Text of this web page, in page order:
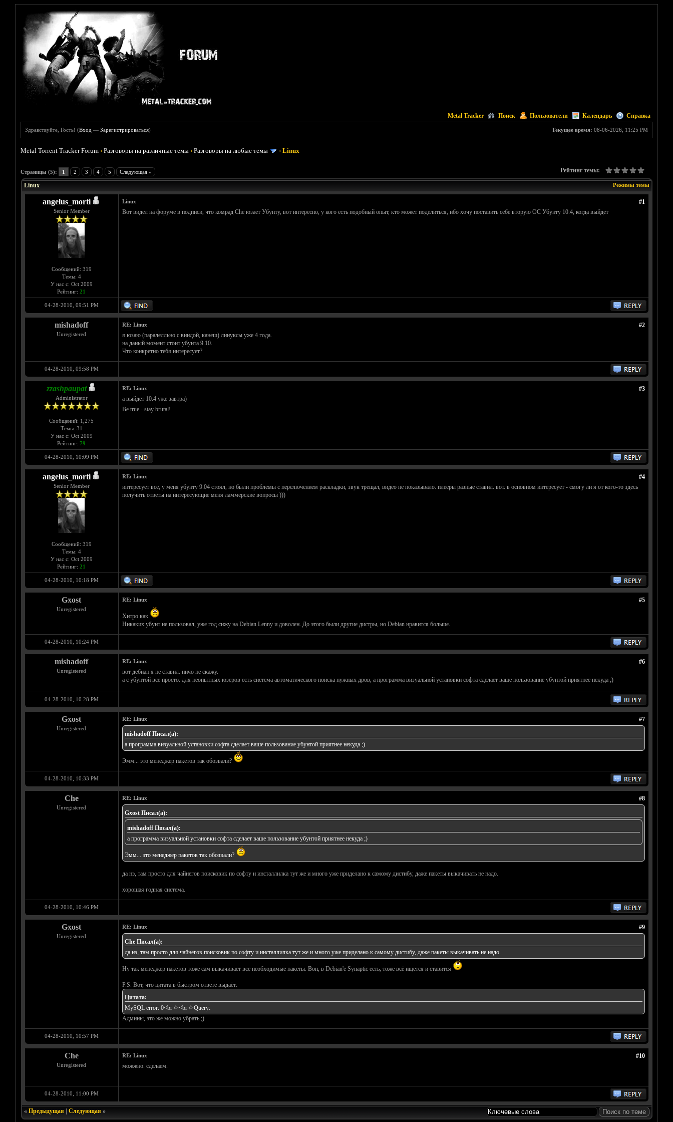
Metal Tracker Поиск Пользователи Календарь Справка
Текущее время: 08-06-2026, 11:25 PM
Здравствуйте, Гость! (Вход —Зарегистрироваться)
Metal Torrent Tracker Forum ›Разговоры на различные темы ›Разговоры на любые темы ›Linux
Страницы (5): 1 2 3 4 5 Следующая » Рейтинг темы:
Голосов: 0 - Средняя оценка: 0
12345
Режимы темы
Linux
angelus_morti
Senior Member
Сообщений: 319
Темы: 4
У нас с: Oct 2009
Рейтинг: 21
#1
Linux
Вот видел на форуме в подписи, что комрад Che юзает Убунту, вот интересно, у кого есть подобный опыт, кто может поделиться, ибо хочу поставить себе вторую ОС Убунту 10.4, когда выйдет
04-28-2010, 09:51 PM
mishadoff
Unregistered
#2
RE: Linux
я юзаю (паралелльно с виндой, канеш) линуксы уже 4 года.
на даный момент стоит убунта 9.10.
Что конкретно тебя интересует?
04-28-2010, 09:58 PM
zzashpaupat
Administrator
Сообщений: 1,275
Темы: 31
У нас с: Oct 2009
Рейтинг: 79
#3
RE: Linux
а выйдет 10.4 уже завтра)
Be true - stay brutal!
04-28-2010, 10:09 PM
angelus_morti
Senior Member
Сообщений: 319
Темы: 4
У нас с: Oct 2009
Рейтинг: 21
#4
RE: Linux
интересует все, у меня убунту 9.04 стоял, но были проблемы с перелючением раскладки, звук трещал, видео не показывало. плееры разные ставил. вот. в основном интересует - смогу ли я от кого-то здесь
получить ответы на интересующие меня ламмерские вопросы )))
04-28-2010, 10:18 PM
Gxost
Unregistered
#5
RE: Linux
Хитро как
Никаких убунт не пользовал, уже год сижу на Debian Lenny и доволен. До этого были другие дистры, но Debian нравится больше.
04-28-2010, 10:24 PM
mishadoff
Unregistered
#6
RE: Linux
вот дебиан я не ставил. ничо не скажу.
а с убунтой все просто. для неопытных юзеров есть система автоматического поиска нужных дров, а программа визуальной установки софта сделает ваше пользование убунтой приятнее некуда ;)
04-28-2010, 10:28 PM
Gxost
Unregistered
#7
RE: Linux
mishadoff Писал(а):
а программа визуальной установки софта сделает ваше пользование убунтой приятнее некуда ;)
Эмм... это менеджер пакетов так обозвали?
04-28-2010, 10:33 PM
Che
Unregistered
#8
RE: Linux
Gxost Писал(а):
mishadoff Писал(а):
а программа визуальной установки софта сделает ваше пользование убунтой приятнее некуда ;)
Эмм... это менеджер пакетов так обозвали?
да нэ, там просто для чайнегов поисковик по софту и инсталлилка тут же и много уже приделано к самому дистибу, даже пакеты выкачивать не надо.
хорошая годная система.
04-28-2010, 10:46 PM
Gxost
Unregistered
#9
RE: Linux
Che Писал(а):
да нэ, там просто для чайнегов поисковик по софту и инсталлилка тут же и много уже приделано к самому дистибу, даже пакеты выкачивать не надо.
Ну так менеджер пакетов тоже сам выкачивает все необходимые пакеты. Вон, в Debian'e Synaptic есть, тоже всё ищется и ставится
P.S. Вот, что цитата в быстром ответе выдаёт:
Цитата:
MySQL error: 0<br /><br />Query:
Админы, это же можно убрать ;)
04-28-2010, 10:57 PM
Che
Unregistered
#10
RE: Linux
можжно. сделаем.
04-28-2010, 11:00 PM
« Предыдущая| Следующая»